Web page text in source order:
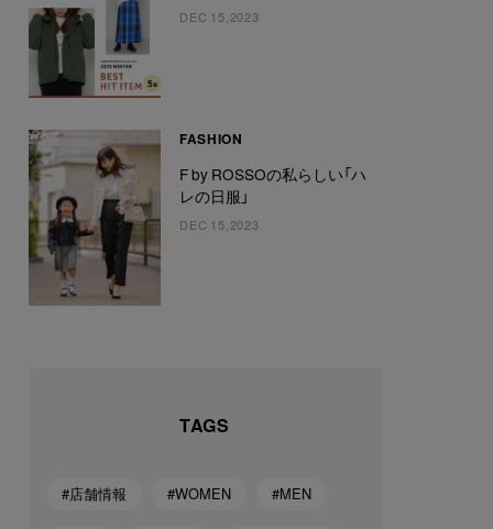
DEC 15,2023
FASHION
F by ROSSOの私らしい「ハ
レの日服」
DEC 15,2023
TAGS
#店舗情報 #WOMEN #MEN